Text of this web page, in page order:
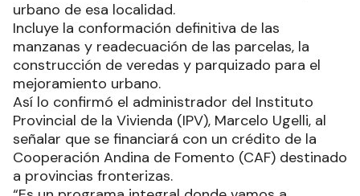
urbano de esa localidad.
Incluye la conformación definitiva de las
manzanas y readecuación de las parcelas, la
construcción de veredas y parquizado para el
mejoramiento urbano.
Así lo confirmó el administrador del Instituto
Provincial de la Vivienda (IPV), Marcelo Ugelli, al
señalar que se financiará con un crédito de la
Cooperación Andina de Fomento (CAF) destinado
a provincias fronterizas.